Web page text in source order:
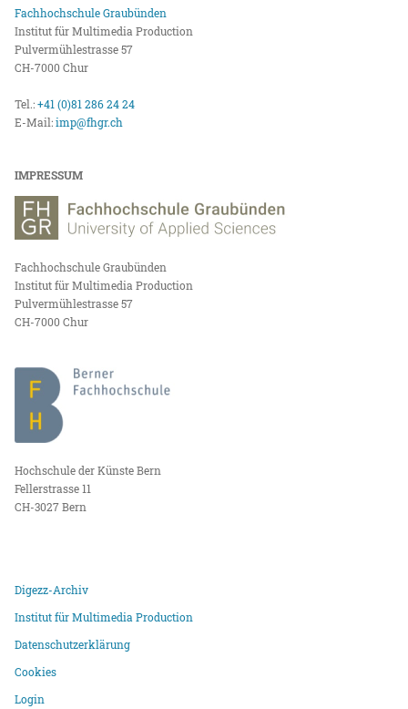
Fachhochschule Graubünden
Institut für Multimedia Production
Pulvermühlestrasse 57
CH-7000 Chur
Tel.:+41 (0)81 286 24 24
E-Mail:imp@fhgr.ch
IMPRESSUM
Fachhochschule Graubünden
Institut für Multimedia Production
Pulvermühlestrasse 57
CH-7000 Chur
Hochschule der Künste Bern
Fellerstrasse 11
CH-3027 Bern
Digezz-Archiv
Institut für Multimedia Production
Datenschutzerklärung
Cookies
Login